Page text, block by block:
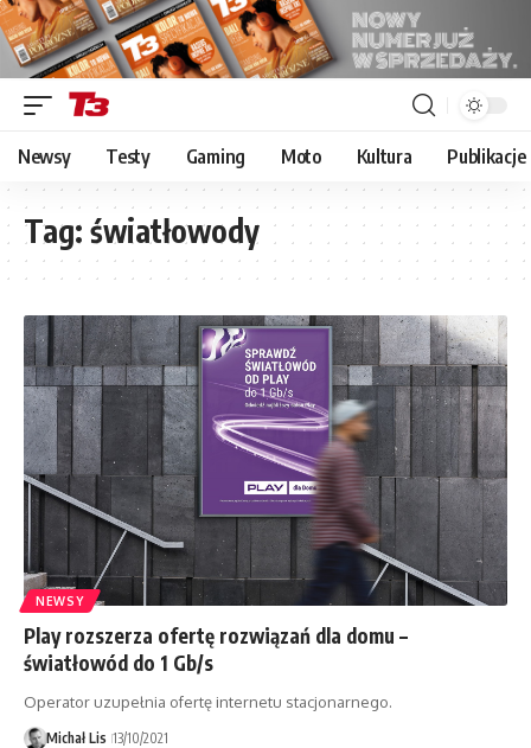
Newsy Testy Gaming Moto Kultura Publikacje
Tag: światłowody
NEWSY
Play rozszerza ofertę rozwiązań dla domu –
światłowód do 1 Gb/s
Operator uzupełnia ofertę internetu stacjonarnego.
Michał Lis 13/10/2021